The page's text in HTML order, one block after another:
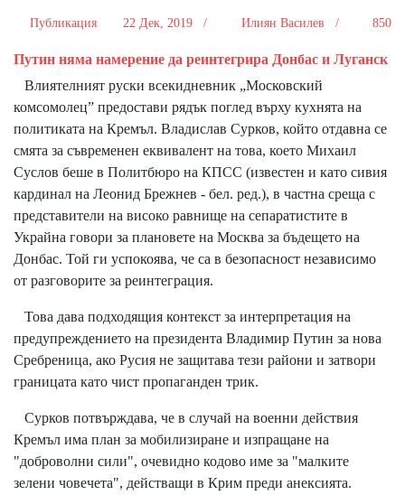
Публикация 22 Дек, 2019 / Илиян Василев / 850
Путин няма намерение да реинтегрира Донбас и Луганск
Влиятелният руски всекидневник „Московский
комсомолец” предостави рядък поглед върху кухнята на
политиката на Кремъл. Владислав Сурков, който отдавна се
смята за съвременен еквивалент на това, което Михаил
Суслов беше в Политбюро на КПСС (известен и като сивия
кардинал на Леонид Брежнев - бел. ред.), в частна среща с
представители на високо равнище на сепаратистите в
Украйна говори за плановете на Москва за бъдещето на
Донбас. Той ги успокоява, че са в безопасност независимо
от разговорите за реинтеграция.
Това дава подходящия контекст за интерпретация на
предупреждението на президента Владимир Путин за нова
Сребреница, ако Русия не защитава тези райони и затвори
границата като чист пропаганден трик.
Сурков потвърждава, че в случай на военни действия
Кремъл има план за мобилизиране и изпращане на
"доброволни сили", очевидно кодово име за "малките
зелени човечета", действащи в Крим преди анексията.